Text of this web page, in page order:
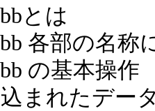
とは
各部の名称
の基本操作
まれたデー